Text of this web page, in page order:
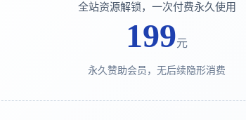
全站资源解锁，一次付费永久使用
199元
永久赞助会员，无后续隐形消费